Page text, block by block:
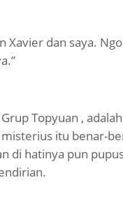
Xavier dan saya.
Topyuan ,
itu benar-
di hatinya pun